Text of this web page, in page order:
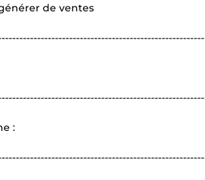
de ventes
: